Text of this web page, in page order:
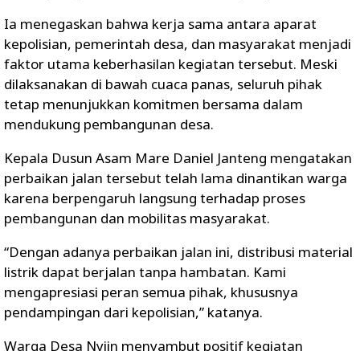
Ia menegaskan bahwa kerja sama antara aparat
kepolisian, pemerintah desa, dan masyarakat menjadi
faktor utama keberhasilan kegiatan tersebut. Meski
dilaksanakan di bawah cuaca panas, seluruh pihak
tetap menunjukkan komitmen bersama dalam
mendukung pembangunan desa.
Kepala Dusun Asam Mare Daniel Janteng mengatakan
perbaikan jalan tersebut telah lama dinantikan warga
karena berpengaruh langsung terhadap proses
pembangunan dan mobilitas masyarakat.
“Dengan adanya perbaikan jalan ini, distribusi material
listrik dapat berjalan tanpa hambatan. Kami
mengapresiasi peran semua pihak, khususnya
pendampingan dari kepolisian,” katanya.
Warga Desa Nyiin menyambut positif kegiatan